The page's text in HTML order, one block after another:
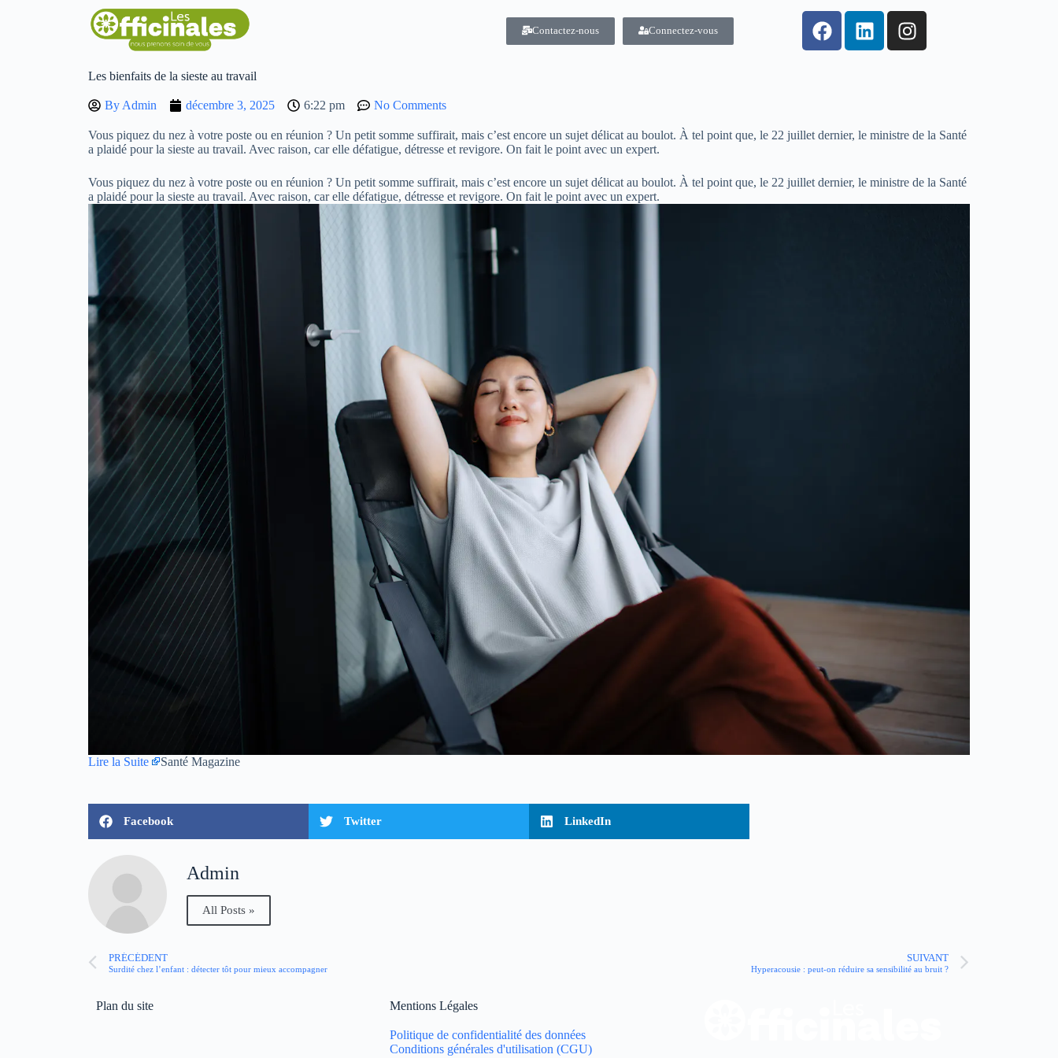
Contactez-nous Connectez-vous
Les bienfaits de la sieste au travail
By Admin décembre 3, 2025 6:22 pm No Comments
Vous piquez du nez à votre poste ou en réunion ? Un petit somme suffirait, mais c’est encore un sujet délicat au boulot. À tel point que, le 22 juillet dernier, le ministre de la Santé
a plaidé pour la sieste au travail. Avec raison, car elle défatigue, détresse et revigore. On fait le point avec un expert.
Vous piquez du nez à votre poste ou en réunion ? Un petit somme suffirait, mais c’est encore un sujet délicat au boulot. À tel point que, le 22 juillet dernier, le ministre de la Santé
a plaidé pour la sieste au travail. Avec raison, car elle défatigue, détresse et revigore. On fait le point avec un expert.
Lire la Suite Santé Magazine
Facebook Twitter LinkedIn
Admin
All Posts »
PRÉCÉDENT
Surdité chez l’enfant : détecter tôt pour mieux accompagner
SUIVANT
Hyperacousie : peut-on réduire sa sensibilité au bruit ?
Plan du site Mentions Légales
Politique de confidentialité des données
Conditions générales d'utilisation (CGU)